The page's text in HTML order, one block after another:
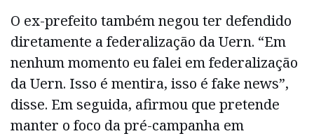
O ex-prefeito também negou ter defendido
diretamente a federalização da Uern. “Em
nenhum momento eu falei em federalização
da Uern. Isso é mentira, isso é fake news”,
disse. Em seguida, afirmou que pretende
manter o foco da pré-campanha em